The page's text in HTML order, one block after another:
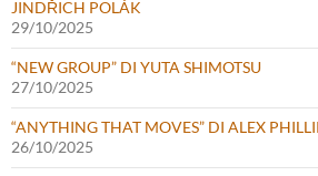
JINDŘICH POLÁK
29/10/2025
“NEW GROUP” DI YUTA SHIMOTSU
27/10/2025
“ANYTHING THAT MOVES” DI ALEX
26/10/2025